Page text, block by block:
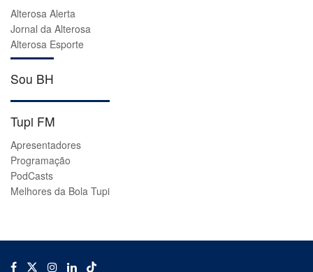
Alterosa Alerta
Jornal da Alterosa
Alterosa Esporte
Sou BH
Tupi FM
Apresentadores
Programação
PodCasts
Melhores da Bola Tupi